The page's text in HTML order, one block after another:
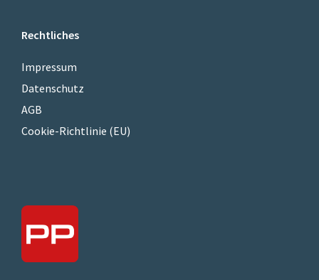
Rechtliches
Impressum
Datenschutz
AGB
Cookie-Richtlinie (EU)